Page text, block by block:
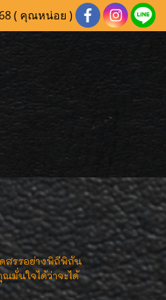
( คุณหน่อย )
สรรอย่างพิถีพิถัน
มั่นใจได้ว่าจะได้